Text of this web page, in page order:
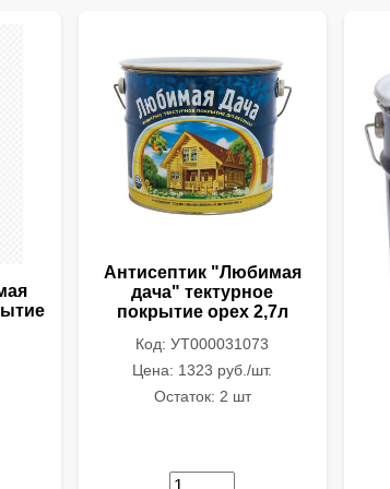
Антисептик "Любимая
дача" тектурное
покрытие орех 2,7л
Код: УТ000031073
Цена: 1323 руб./шт.
Остаток: 2 шт